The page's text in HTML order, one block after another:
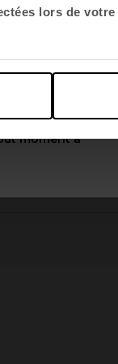
lors de
moment à